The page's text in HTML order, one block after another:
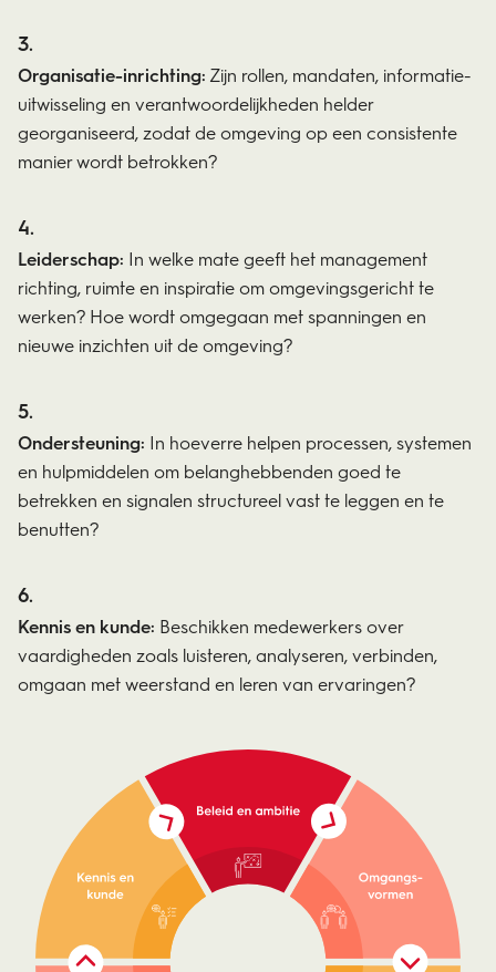
Organisatie-inrichting: Zijn rollen, mandaten, informatie-
uitwisseling en verantwoordelijkheden helder
georganiseerd, zodat de omgeving op een consistente
manier wordt betrokken?
Leiderschap: In welke mate geeft het management
richting, ruimte en inspiratie om omgevingsgericht te
werken? Hoe wordt omgegaan met spanningen en
nieuwe inzichten uit de omgeving?
Ondersteuning: In hoeverre helpen processen, systemen
en hulpmiddelen om belanghebbenden goed te
betrekken en signalen structureel vast te leggen en te
benutten?
Kennis en kunde: Beschikken medewerkers over
vaardigheden zoals luisteren, analyseren, verbinden,
omgaan met weerstand en leren van ervaringen?